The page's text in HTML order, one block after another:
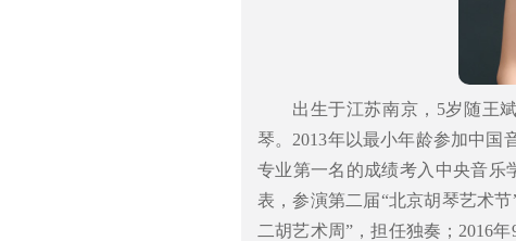
出生于江苏南京，5岁随王
琴。2013年以最小年龄参加中国
专业第一名的成绩考入中央音乐
表，参演第二届“北京胡琴艺术
二胡艺术周”，担任独奏；2016